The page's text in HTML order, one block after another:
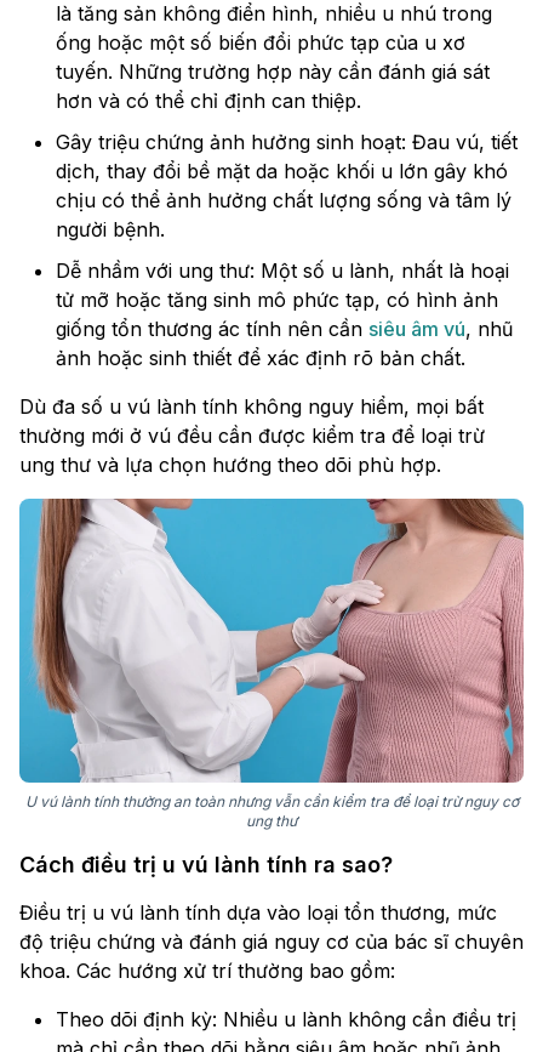
là tăng sản không điển hình, nhiều u nhú trong
ống hoặc một số biến đổi phức tạp của u xơ
tuyến. Những trường hợp này cần đánh giá sát
hơn và có thể chỉ định can thiệp.
Gây triệu chứng ảnh hưởng sinh hoạt: Đau vú, tiết
dịch, thay đổi bề mặt da hoặc khối u lớn gây khó
chịu có thể ảnh hưởng chất lượng sống và tâm lý
người bệnh.
Dễ nhầm với ung thư: Một số u lành, nhất là hoại
tử mỡ hoặc tăng sinh mô phức tạp, có hình ảnh
giống tổn thương ác tính nên cần siêu âm vú, nhũ
ảnh hoặc sinh thiết để xác định rõ bản chất.
Dù đa số u vú lành tính không nguy hiểm, mọi bất
thường mới ở vú đều cần được kiểm tra để loại trừ
ung thư và lựa chọn hướng theo dõi phù hợp.
U vú lành tính thường an toàn nhưng vẫn cần kiểm tra để loại trừ nguy cơ
ung thư
Cách điều trị u vú lành tính ra sao?
Điều trị u vú lành tính dựa vào loại tổn thương, mức
độ triệu chứng và đánh giá nguy cơ của bác sĩ chuyên
khoa. Các hướng xử trí thường bao gồm:
Theo dõi định kỳ: Nhiều u lành không cần điều trị